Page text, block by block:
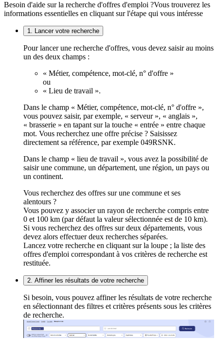
Besoin d'aide sur la recherche d'offres d'emploi ?Vous trouverez les
informations essentielles en cliquant sur l'étape qui vous intéresse
1. Lancer votre recherche
Pour lancer une recherche d'offres, vous devez saisir au moins
un des deux champs :
« Métier, compétence, mot-clé, n° d'offre »
ou
« Lieu de travail ».
Dans le champ « Métier, compétence, mot-clé, n° d'offre »,
vous pouvez saisir, par exemple, « serveur », « anglais »,
« brasserie » en tapant sur la touche « entrée » entre chaque
mot. Vous recherchez une offre précise ? Saisissez
directement sa référence, par exemple 049RSNK.
Dans le champ « lieu de travail », vous avez la possibilité de
saisir une commune, un département, une région, un pays ou
un continent.
Vous recherchez des offres sur une commune et ses
alentours ?
Vous pouvez y associer un rayon de recherche compris entre
0 et 100 km (par défaut la valeur sélectionnée est de 10 km).
Si vous recherchez des offres sur deux départements, vous
devez alors effectuer deux recherches séparées.
Lancez votre recherche en cliquant sur la loupe ; la liste des
offres d'emploi correspondant à vos critères de recherche est
restituée.
2. Affiner les résultats de votre recherche
Si besoin, vous pouvez affiner les résultats de votre recherche
en sélectionnant des filtres et critères présents sous les critères
de recherche.